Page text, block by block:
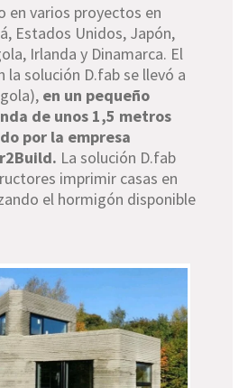
en varios proyectos en
Estados Unidos, Japón,
Irlanda y Dinamarca. El
la solución D.fabse llevó a
en un pequeño
de unos 1,5 metros
por la empresa
. La solución D.fab
imprimir casas en
el hormigón disponible